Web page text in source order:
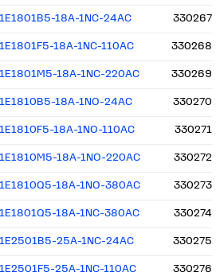
18A-1NC-24AC 330267
18A-1NC-110AC 330268
18A-1NC-220AC 330269
18A-1NO-24AC 330270
18A-1NO-110AC 330271
18A-1NO-220AC 330272
18A-1NO-380AC 330273
18A-1NC-380AC 330274
25A-1NC-24AC 330275
25A-1NC-110AC 330276